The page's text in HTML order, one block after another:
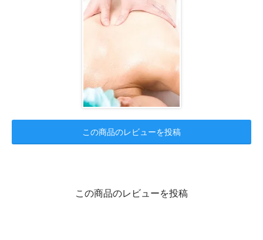
この商品のレビューを投稿
この商品のレビューを投稿